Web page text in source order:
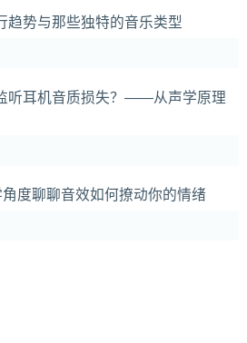
趋势与那些独特的音乐类型
听耳机音质损失？——从声学原理
角度聊聊音效如何撩动你的情绪